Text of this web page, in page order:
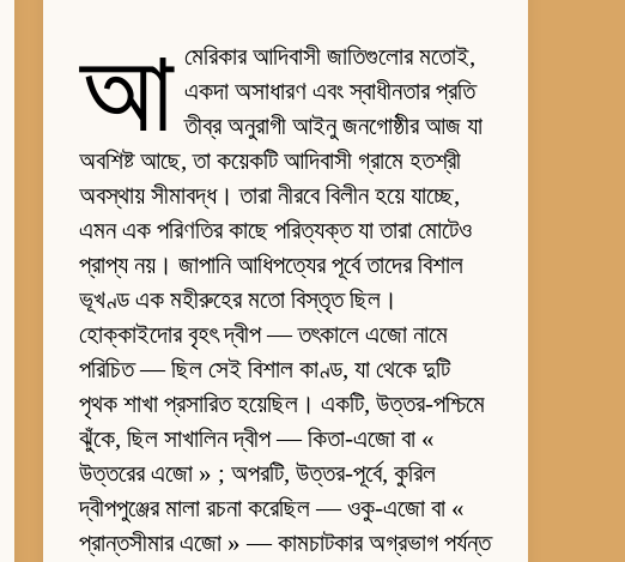
আ মেরিকার আদিবাসী জাতিগুলোর মতোই,
একদা অসাধারণ এবং স্বাধীনতার প্রতি
তীব্র অনুরাগী আইনু জনগোষ্ঠীর আজ যা
অবশিষ্ট আছে, তা কয়েকটি আদিবাসী গ্রামে হতশ্রী
অবস্থায় সীমাবদ্ধ। তারা নীরবে বিলীন হয়ে যাচ্ছে,
এমন এক পরিণতির কাছে পরিত্যক্ত যা তারা মোটেও
প্রাপ্য নয়। জাপানি আধিপত্যের পূর্বে তাদের বিশাল
ভূখণ্ড এক মহীরুহের মতো বিস্তৃত ছিল।
হোক্কাইদোর বৃহৎ দ্বীপ — তৎকালে এজো নামে
পরিচিত — ছিল সেই বিশাল কাণ্ড, যা থেকে দুটি
পৃথক শাখা প্রসারিত হয়েছিল। একটি, উত্তর-পশ্চিমে
ঝুঁকে, ছিল সাখালিন দ্বীপ — কিতা-এজো বা «
উত্তরের এজো » ; অপরটি, উত্তর-পূর্বে, কুরিল
দ্বীপপুঞ্জের মালা রচনা করেছিল — ওকু-এজো বা «
প্রান্তসীমার এজো » — কামচাটকার অগ্রভাগ পর্যন্ত